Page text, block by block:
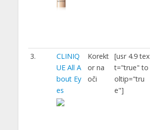
3.
CLINIQ
UE All A
bout Ey
es
Korekt
or na
oči
[usr 4.9 tex
t="true" to
oltip="tru
e"]